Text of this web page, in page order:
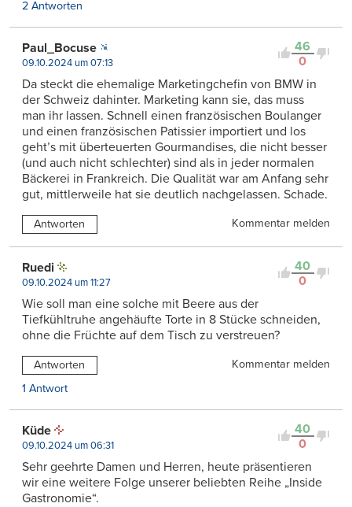
2 Antworten
46
0
Paul_Bocuse
09.10.2024 um 07:13
Da steckt die ehemalige Marketingchefin von BMW in
der Schweiz dahinter. Marketing kann sie, das muss
man ihr lassen. Schnell einen französischen Boulanger
und einen französischen Patissier importiert und los
geht’s mit überteuerten Gourmandises, die nicht besser
(und auch nicht schlechter) sind als in jeder normalen
Bäckerei in Frankreich. Die Qualität war am Anfang sehr
gut, mittlerweile hat sie deutlich nachgelassen. Schade.
Antworten Kommentar melden
40
0
Ruedi
09.10.2024 um 11:27
Wie soll man eine solche mit Beere aus der
Tiefkühltruhe angehäufte Torte in 8 Stücke schneiden,
ohne die Früchte auf dem Tisch zu verstreuen?
Antworten
Kommentar melden
1 Antwort
40
0
Küde
09.10.2024 um 06:31
Sehr geehrte Damen und Herren, heute präsentieren
wir eine weitere Folge unserer beliebten Reihe „Inside
Gastronomie“.